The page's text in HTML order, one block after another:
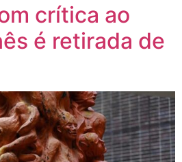
crítica ao
é retirada de